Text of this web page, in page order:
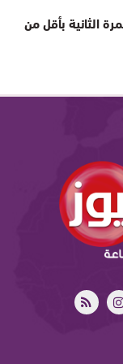
الثانية بأقل من